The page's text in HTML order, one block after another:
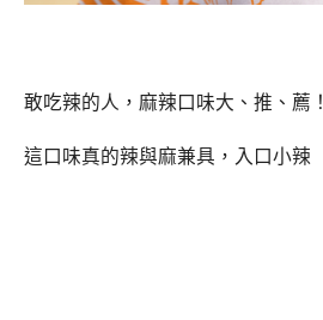
敢吃辣的人，麻辣口味大、推、薦！
這口味真的辣與麻兼具，入口小辣